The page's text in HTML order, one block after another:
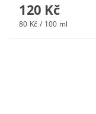
120 Kč
80 Kč / 100 ml